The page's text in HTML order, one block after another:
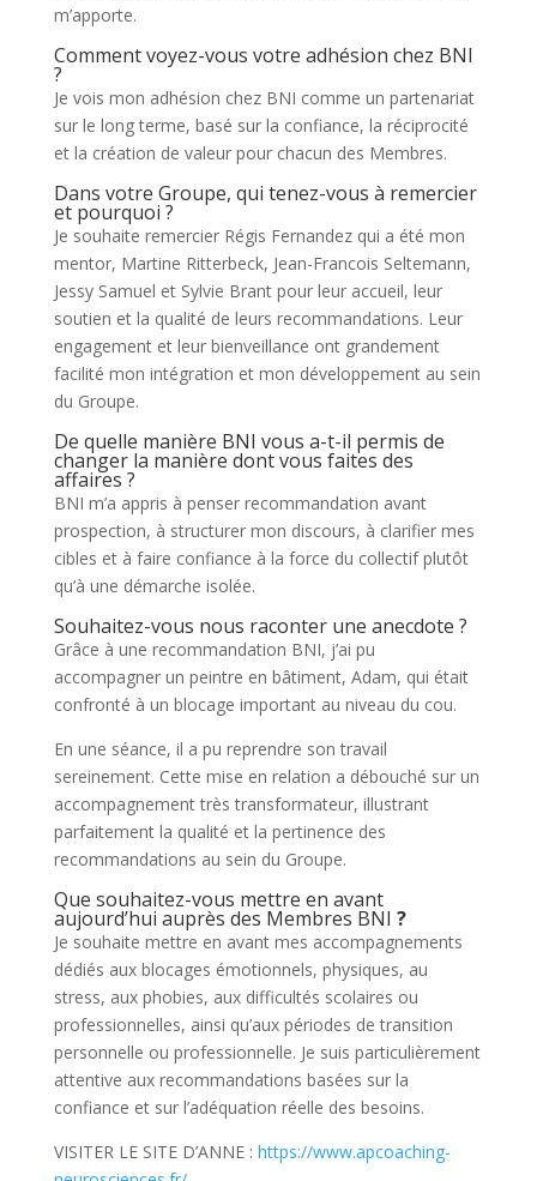
m’apporte.
Comment voyez-vous votre adhésion chez BNI
?
Je vois mon adhésion chez BNI comme un partenariat
sur le long terme, basé sur la confiance, la réciprocité
et la création de valeur pour chacun des Membres.
Dans votre Groupe, qui tenez-vous à remercier
et pourquoi ?
Je souhaite remercier Régis Fernandez qui a été mon
mentor, Martine Ritterbeck, Jean-Francois Seltemann,
Jessy Samuel et Sylvie Brant pour leur accueil, leur
soutien et la qualité de leurs recommandations. Leur
engagement et leur bienveillance ont grandement
facilité mon intégration et mon développement au sein
du Groupe.
De quelle manière BNI vous a-t-il permis de
changer la manière dont vous faites des
affaires ?
BNI m’a appris à penser recommandation avant
prospection, à structurer mon discours, à clarifier mes
cibles et à faire confiance à la force du collectif plutôt
qu’à une démarche isolée.
Souhaitez-vous nous raconter une anecdote ?
Grâce à une recommandation BNI, j’ai pu
accompagner un peintre en bâtiment, Adam, qui était
confronté à un blocage important au niveau du cou.
En une séance, il a pu reprendre son travail
sereinement. Cette mise en relation a débouché sur un
accompagnement très transformateur, illustrant
parfaitement la qualité et la pertinence des
recommandations au sein du Groupe.
Que souhaitez-vous mettre en avant
aujourd’hui auprès des Membres BNI ?
Je souhaite mettre en avant mes accompagnements
dédiés aux blocages émotionnels, physiques, au
stress, aux phobies, aux difficultés scolaires ou
professionnelles, ainsi qu’aux périodes de transition
personnelle ou professionnelle. Je suis particulièrement
attentive aux recommandations basées sur la
confiance et sur l’adéquation réelle des besoins.
VISITER LE SITE D’ANNE : https://www.apcoaching-